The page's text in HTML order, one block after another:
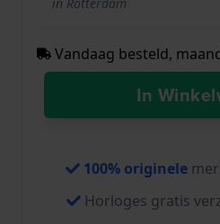
in Rotterdam
Vandaag besteld,
In
100% originele
Horloges gratis